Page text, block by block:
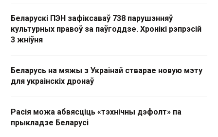
Беларускі ПЭН зафіксаваў 738 парушэнняў
культурных правоў за паўгоддзе. Хронікі рэпрэсій
3 жніўня
Беларусь на мяжы з Украінай стварае новую мэту
для украінскіх дронаў
Расія можа абвясціць «тэхнічны дэфолт» па
прыкладзе Беларусі